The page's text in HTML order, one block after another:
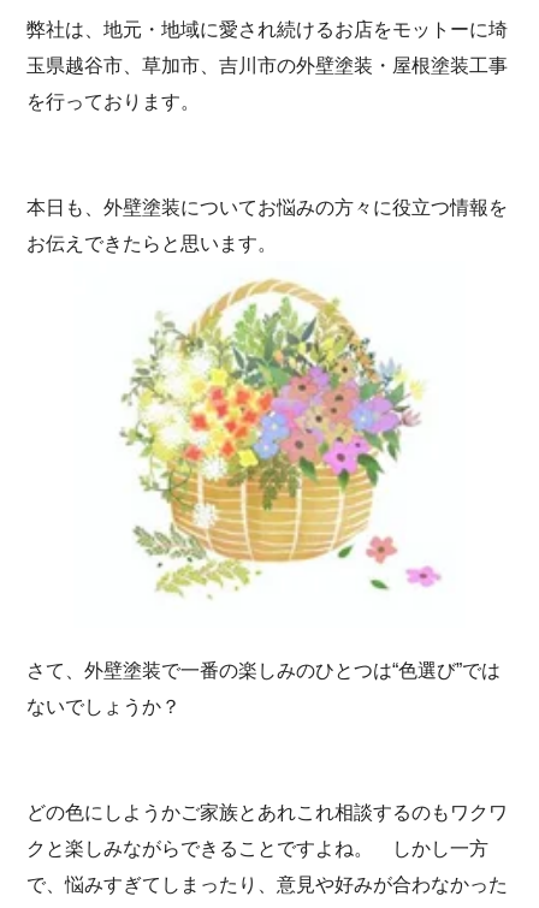
弊社は、地元・地域に愛され続けるお店をモットーに埼
玉県越谷市、草加市、吉川市の外壁塗装・屋根塗装工事
を行っております。
本日も、外壁塗装についてお悩みの方々に役立つ情報を
お伝えできたらと思います。
さて、外壁塗装で一番の楽しみのひとつは“色選び”では
ないでしょうか？
どの色にしようかご家族とあれこれ相談するのもワクワ
クと楽しみながらできることですよね。 しかし一方
で、悩みすぎてしまったり、意見や好みが合わなかった